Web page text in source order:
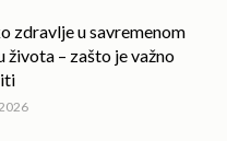
zdravlje u savremenom
života – zašto je važno